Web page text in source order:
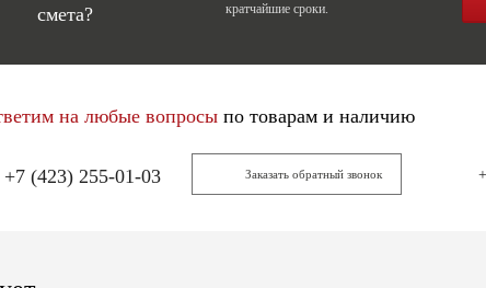
смета?
кратчайшие сроки.
на любые вопросы по товарам и наличию
+7 (423) 255-01-03 Заказать обратный звонок